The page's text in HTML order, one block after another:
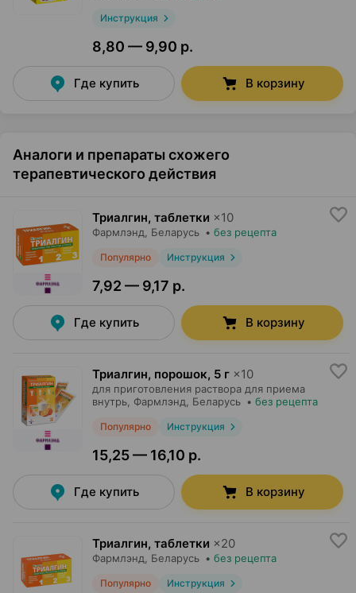
Инструкция
8,80 — 9,90 р.
Где купить В корзину
Аналоги и препараты схожего
терапевтического действия
Триалгин, таблетки ×10
Фармлэнд , Беларусь • без рецепта
Популярно Инструкция
7,92 — 9,17 р.
Где купить В корзину
Триалгин, порошок, 5 г ×10
для приготовления раствора для приема
внутрь, Фармлэнд , Беларусь • без рецепта
Популярно Инструкция
15,25 — 16,10 р.
Где купить В корзину
Триалгин, таблетки ×20
Фармлэнд , Беларусь • без рецепта
Популярно Инструкция